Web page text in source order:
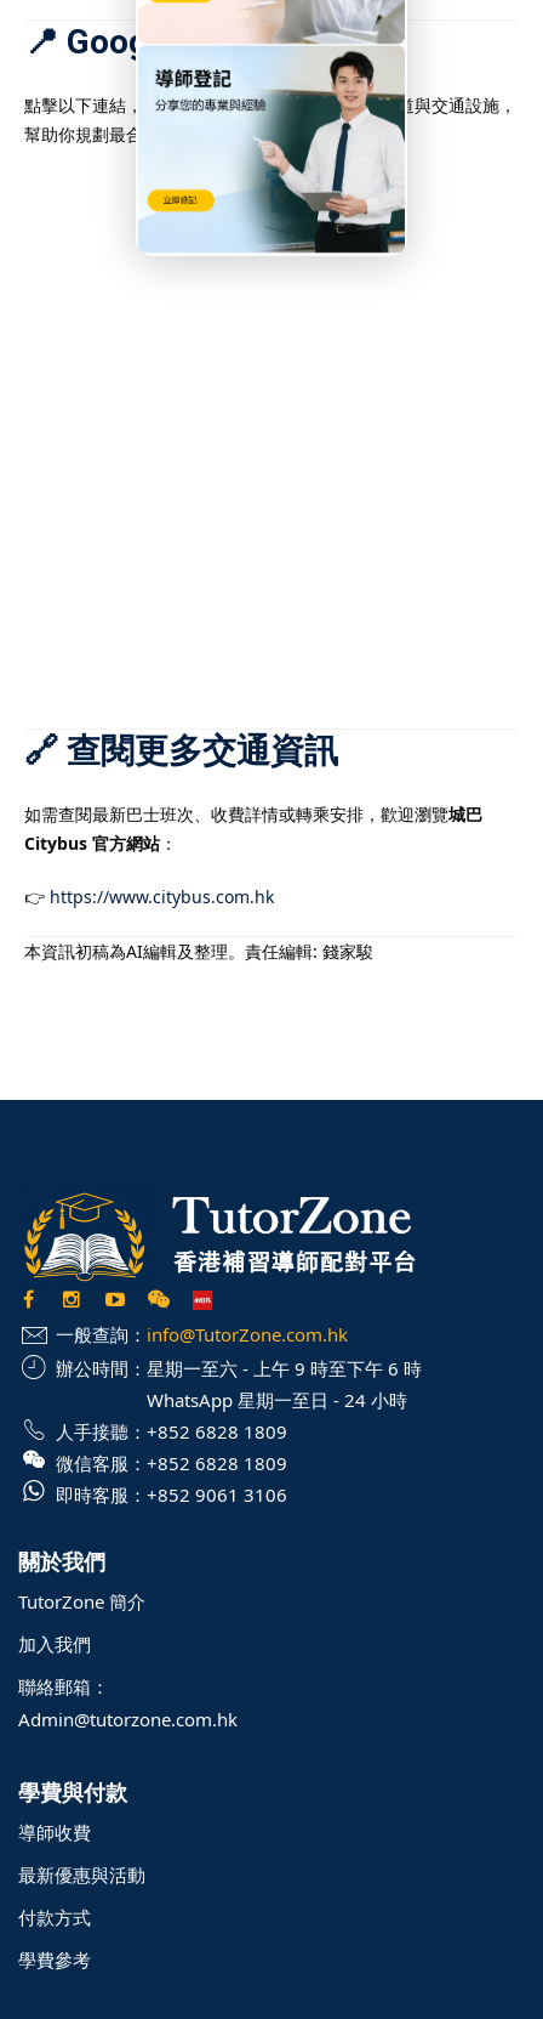
📍 Google 地圖快速連結
點擊以下連結，即可查閱元朗市中心周邊地點、街道與交通設施，
幫助你規劃最合適的行程：
🔗 查閱更多交通資訊
如需查閱最新巴士班次、收費詳情或轉乘安排，歡迎瀏覽城巴
Citybus 官方網站：
👉 https://www.citybus.com.hk
本資訊初稿為AI編輯及整理。責任編輯: 錢家駿
一般查詢： info@TutorZone.com.hk
辦公時間： 星期一至六 - 上午 9 時至下午 6 時
WhatsApp 星期一至日 - 24 小時
人手接聽： +852 6828 1809
微信客服： +852 6828 1809
即時客服： +852 9061 3106
關於我們
TutorZone 簡介
加入我們
聯絡郵箱：
Admin@tutorzone.com.hk
學費與付款
導師收費
最新優惠與活動
付款方式
學費參考